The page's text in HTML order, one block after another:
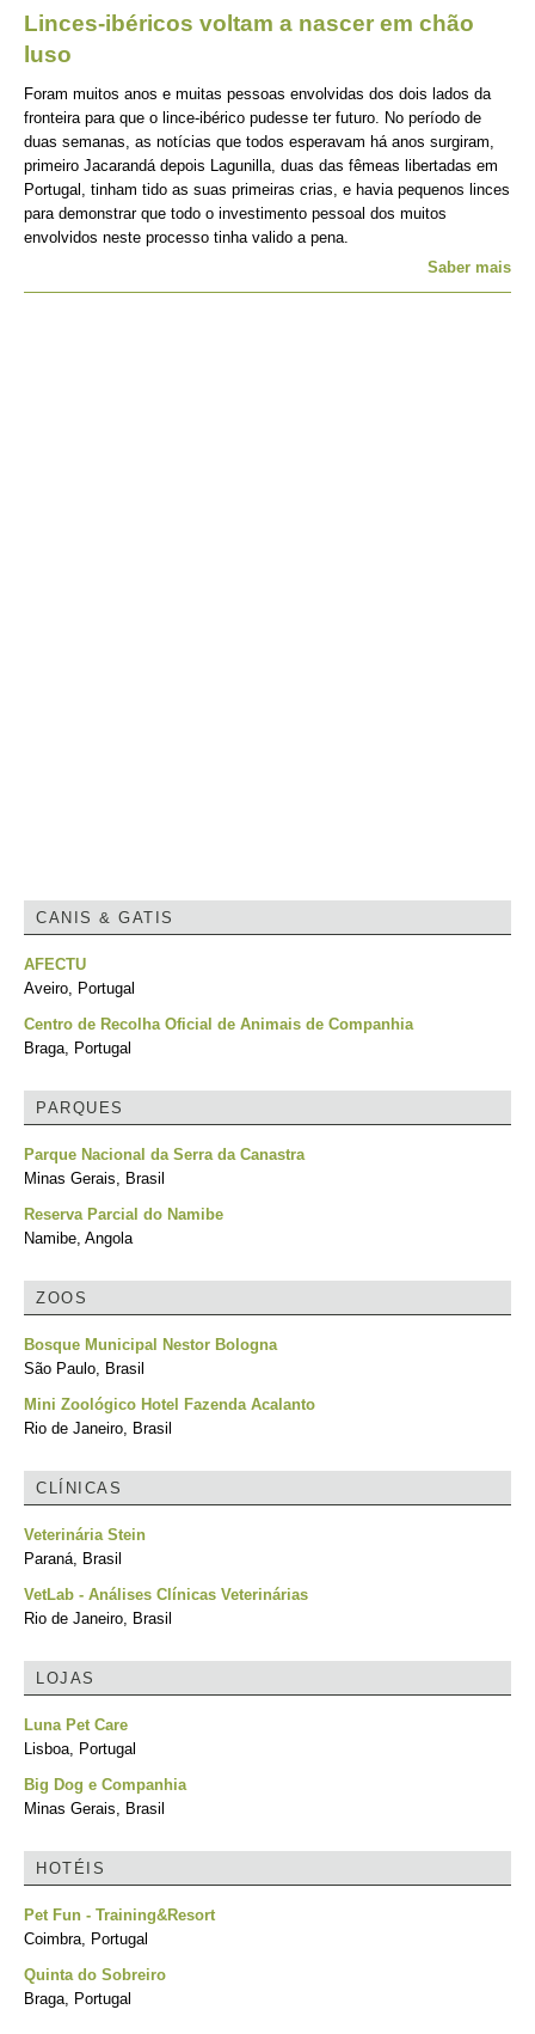
Linces-ibéricos voltam a nascer em chão
luso
Foram muitos anos e muitas pessoas envolvidas dos dois lados da
fronteira para que o lince-ibérico pudesse ter futuro. No período de
duas semanas, as notícias que todos esperavam há anos surgiram,
primeiro Jacarandá depois Lagunilla, duas das fêmeas libertadas em
Portugal, tinham tido as suas primeiras crias, e havia pequenos linces
para demonstrar que todo o investimento pessoal dos muitos
envolvidos neste processo tinha valido a pena.
Saber mais
CANIS & GATIS
AFECTU
Aveiro, Portugal
Centro de Recolha Oficial de Animais de Companhia
Braga, Portugal
PARQUES
Parque Nacional da Serra da Canastra
Minas Gerais, Brasil
Reserva Parcial do Namibe
Namibe, Angola
ZOOS
Bosque Municipal Nestor Bologna
São Paulo, Brasil
Mini Zoológico Hotel Fazenda Acalanto
Rio de Janeiro, Brasil
CLÍNICAS
Veterinária Stein
Paraná, Brasil
VetLab - Análises Clínicas Veterinárias
Rio de Janeiro, Brasil
LOJAS
Luna Pet Care
Lisboa, Portugal
Big Dog e Companhia
Minas Gerais, Brasil
HOTÉIS
Pet Fun - Training&Resort
Coimbra, Portugal
Quinta do Sobreiro
Braga, Portugal